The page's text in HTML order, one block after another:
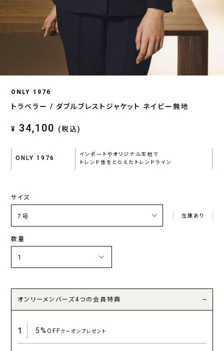
ONLY 1976
トラベラー / ダブルブレストジャケット ネイビー無地
¥ 34,100 (税込)
ONLY 1976
インポートやオリジナル生地で
トレンド性をとらえたトレンドライン
サイズ
在庫あり
数量
オンリーメンバーズ4つの会員特典
1 5%OFFクーポンプレゼント